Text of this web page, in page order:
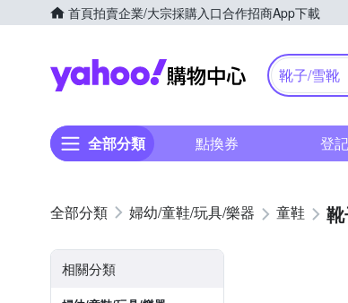
首頁拍賣企業/大宗採購入口合作招商App下載
Yahoo購物中心
靴子/雪靴
全部分類 點換券 登
婦幼/童鞋/玩具/樂器 童鞋
相關分類